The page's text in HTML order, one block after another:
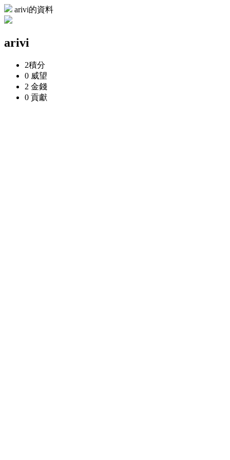
arivi的資料
arivi
2積分
0 威望
2 金錢
0 貢獻